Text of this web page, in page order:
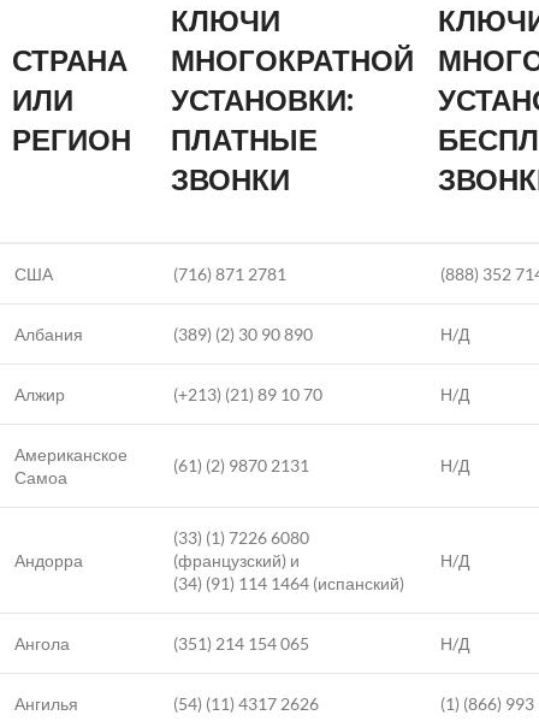
СТРАНА
ИЛИ
РЕГИОН
КЛЮЧИ
МНОГОКРАТНОЙ
УСТАНОВКИ:
ПЛАТНЫЕ
ЗВОНКИ
США (716) 871 2781 (888) 352
Албания (389) (2) 30 90 890 Н/Д
Алжир (+213) (21) 89 10 70 Н/Д
Американское
Самоа
(61) (2) 9870 2131 Н/Д
Андорра
(33) (1) 7226 6080
(французский) и
(34) (91) 114 1464 (испанский)
Н/Д
Ангола (351) 214 154 065 Н/Д
Ангилья (54) (11) 4317 2626 (1) (866)